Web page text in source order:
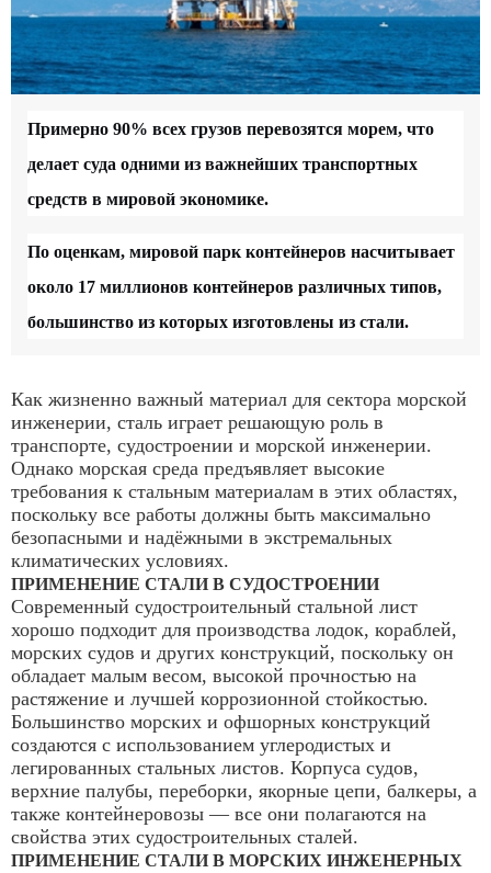
Примерно 90% всех грузов перевозятся морем, что
делает суда одними из важнейших транспортных
средств в мировой экономике.
По оценкам, мировой парк контейнеров насчитывает
около 17 миллионов контейнеров различных типов,
большинство из которых изготовлены из стали.
Как жизненно важный материал для сектора морской
инженерии, сталь играет решающую роль в
транспорте, судостроении и морской инженерии.
Однако морская среда предъявляет высокие
требования к стальным материалам в этих областях,
поскольку все работы должны быть максимально
безопасными и надёжными в экстремальных
климатических условиях.
ПРИМЕНЕНИЕ СТАЛИ В СУДОСТРОЕНИИ
Современный судостроительный стальной лист
хорошо подходит для производства лодок, кораблей,
морских судов и других конструкций, поскольку он
обладает малым весом, высокой прочностью на
растяжение и лучшей коррозионной стойкостью.
Большинство морских и офшорных конструкций
создаются с использованием углеродистых и
легированных стальных листов. Корпуса судов,
верхние палубы, переборки, якорные цепи, балкеры, а
также контейнеровозы — все они полагаются на
свойства этих судостроительных сталей.
ПРИМЕНЕНИЕ СТАЛИ В МОРСКИХ ИНЖЕНЕРНЫХ